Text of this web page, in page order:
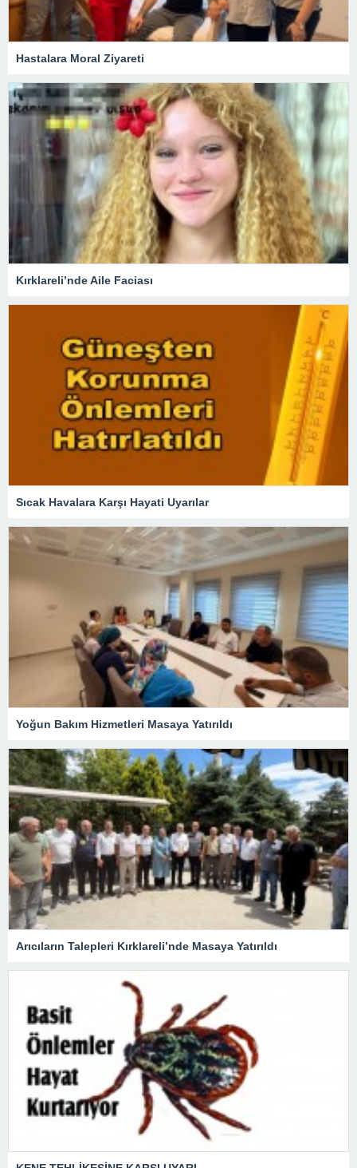
Hastalara Moral Ziyareti
Kırklareli’nde Aile Faciası
Sıcak Havalara Karşı Hayati Uyarılar
Yoğun Bakım Hizmetleri Masaya Yatırıldı
Arıcıların Talepleri Kırklareli’nde Masaya Yatırıldı